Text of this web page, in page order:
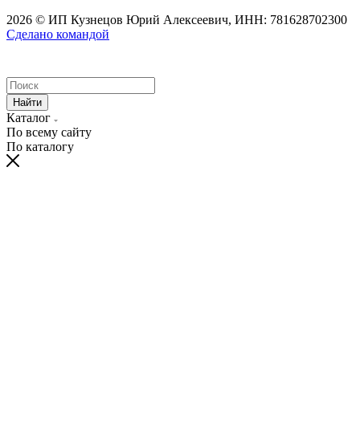
2026 © ИП Кузнецов Юрий Алексеевич, ИНН: 781628702300
Сделано командой
Найти
Каталог
По всему сайту
По каталогу